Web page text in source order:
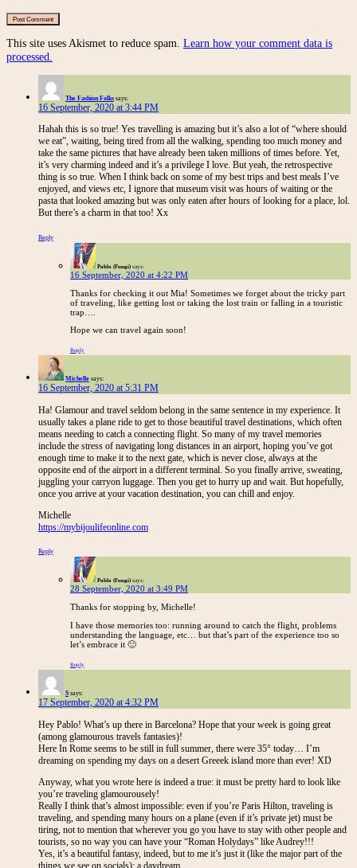
This site uses Akismet to reduce spam. Learn how your comment data is
processed.
The Fashion Folks says:
16 September, 2020 at 3:44 PM
Hahah this is so true! Yes travelling is amazing but it’s also a lot of “where should
we eat”, waiting, being tired from all the walking, spending too much money and
take the same pictures that have already been taken millions of times before. Yet,
it’s very charming indeed and it’s a privilege I love. But yeah, the retrospective
thing is so true. When I think back on some of my best trips and best meals I’ve
enjoyed, and views etc, I ignore that museum visit was hours of waiting or the
pasta that looked amazing but was only eaten after hours of looking for a place, lol.
But there’s a charm in that too! Xx
Reply
Pablo (Fungi) says:
16 September, 2020 at 4:22 PM
Thanks for checking it out Mia! Sometimes we forget about the tricky part
of traveling, like getting lost or taking the lost train or falling in a touristic
trap….
Hope we can travel again soon!
Reply
Michelle says:
16 September, 2020 at 5:31 PM
Ha! Glamour and travel seldom belong in the same sentence in my experience. It
usually takes a plane ride to get to those beautiful travel destinations, which often
means needing to catch a connecting flight. So many of my travel memories
include the stress of navigating long distances in an airport, hoping you’ve got
enough time to make it to the next gate, which is never close, always at the
opposite end of the airport in a different terminal. So you finally arrive, sweating,
juggling your carryon luggage. Then you get to hurry up and wait. But hopefully,
once you arrive at your vacation destination, you can chill and enjoy.
Michelle
https://mybijoulifeonline.com
Reply
Pablo (Fungi) says:
28 September, 2020 at 3:49 PM
Thanks for stopping by, Michelle!
I have those memories too: running around to catch the flight, problems
understanding the language, etc… but that’s part of the experience too so
let’s embrace it 🙂
Reply
S says:
17 September, 2020 at 4:32 PM
Hey Pablo! What’s up there in Barcelona? Hope that your week is going great
(among glamourous travels fantasies)!
Here In Rome seems to be still in full summer, there were 35° today… I’m
dreaming on spending my days on a desert Greeek island more than ever! XD
Anyway, what you wrote here is indeed a true: it must be pretty hard to look like
you’re traveling glamourousely!
Really I think that’s almost impossible: even if you’re Paris Hilton, traveling is
traveling, and spending many hours on a plane (even if it’s private jet) must be
tiring, not to mention that wherever you go you have to stay with other people and
tourists, so no way you can have your “Roman Holydays” like Audrey!!!
Yes, it’s a beautiful fantasy, indeed, but to me it’s just it (like the major part of the
things we see on socials): a daydream.